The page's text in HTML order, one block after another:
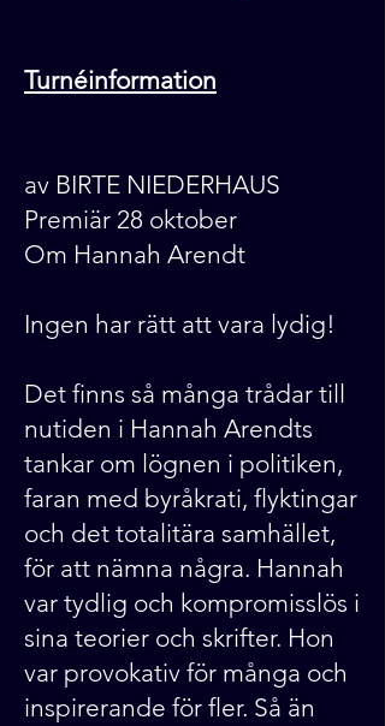
Turnéinformation
av BIRTE NIEDERHAUS
Premiär 28 oktober
Om Hannah Arendt
Ingen har rätt att vara lydig!
Det finns så många trådar till
nutiden i Hannah Arendts
tankar om lögnen i politiken,
faran med byråkrati, flyktingar
och det totalitära samhället,
för att nämna några. Hannah
var tydlig och kompromisslös i
sina teorier och skrifter. Hon
var provokativ för många och
inspirerande för fler. Så än